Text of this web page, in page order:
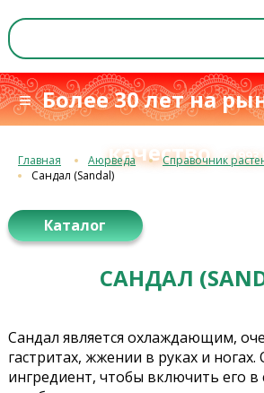
≡ Более 30 лет на
качествос 1993
Главная Аюрведа
Справочник
Сандал (Sandal)
Каталог
САНДАЛ
Сандал является охлаждающим,
гастритах, жжении в руках и
ингредиент, чтобы включить его в